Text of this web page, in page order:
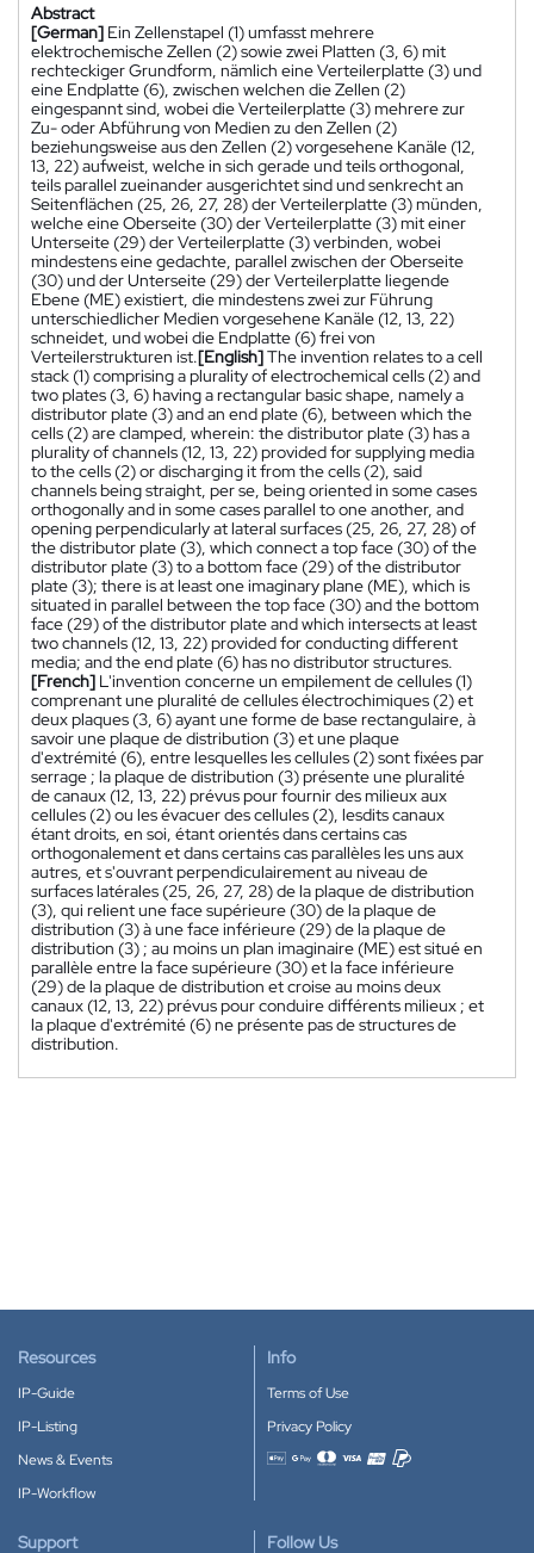
Abstract
[German] Ein Zellenstapel (1) umfasst mehrere
elektrochemische Zellen (2) sowie zwei Platten (3, 6) mit
rechteckiger Grundform, nämlich eine Verteilerplatte (3) und
eine Endplatte (6), zwischen welchen die Zellen (2)
eingespannt sind, wobei die Verteilerplatte (3) mehrere zur
Zu- oder Abführung von Medien zu den Zellen (2)
beziehungsweise aus den Zellen (2) vorgesehene Kanäle (12,
13, 22) aufweist, welche in sich gerade und teils orthogonal,
teils parallel zueinander ausgerichtet sind und senkrecht an
Seitenflächen (25, 26, 27, 28) der Verteilerplatte (3) münden,
welche eine Oberseite (30) der Verteilerplatte (3) mit einer
Unterseite (29) der Verteilerplatte (3) verbinden, wobei
mindestens eine gedachte, parallel zwischen der Oberseite
(30) und der Unterseite (29) der Verteilerplatte liegende
Ebene (ME) existiert, die mindestens zwei zur Führung
unterschiedlicher Medien vorgesehene Kanäle (12, 13, 22)
schneidet, und wobei die Endplatte (6) frei von
Verteilerstrukturen ist.[English]The invention relates to a cell
stack (1) comprising a plurality of electrochemical cells (2) and
two plates (3, 6) having a rectangular basic shape, namely a
distributor plate (3) and an end plate (6), between which the
cells (2) are clamped, wherein: the distributor plate (3) has a
plurality of channels (12, 13, 22) provided for supplying media
to the cells (2) or discharging it from the cells (2), said
channels being straight, per se, being oriented in some cases
orthogonally and in some cases parallel to one another, and
opening perpendicularly at lateral surfaces (25, 26, 27, 28) of
the distributor plate (3), which connect a top face (30) of the
distributor plate (3) to a bottom face (29) of the distributor
plate (3); there is at least one imaginary plane (ME), which is
situated in parallel between the top face (30) and the bottom
face (29) of the distributor plate and which intersects at least
two channels (12, 13, 22) provided for conducting different
media; and the end plate (6) has no distributor structures.
[French] L'invention concerne un empilement de cellules (1)
comprenant une pluralité de cellules électrochimiques (2) et
deux plaques (3, 6) ayant une forme de base rectangulaire, à
savoir une plaque de distribution (3) et une plaque
d'extrémité (6), entre lesquelles les cellules (2) sont fixées par
serrage ; la plaque de distribution (3) présente une pluralité
de canaux (12, 13, 22) prévus pour fournir des milieux aux
cellules (2) ou les évacuer des cellules (2), lesdits canaux
étant droits, en soi, étant orientés dans certains cas
orthogonalement et dans certains cas parallèles les uns aux
autres, et s'ouvrant perpendiculairement au niveau de
surfaces latérales (25, 26, 27, 28) de la plaque de distribution
(3), qui relient une face supérieure (30) de la plaque de
distribution (3) à une face inférieure (29) de la plaque de
distribution (3) ; au moins un plan imaginaire (ME) est situé en
parallèle entre la face supérieure (30) et la face inférieure
(29) de la plaque de distribution et croise au moins deux
canaux (12, 13, 22) prévus pour conduire différents milieux ; et
la plaque d'extrémité (6) ne présente pas de structures de
distribution.
Resources
IP-Guide
IP-Listing
News & Events
IP-Workflow
Info
Terms of Use
Privacy Policy
Accepted payment methods
Support Follow Us